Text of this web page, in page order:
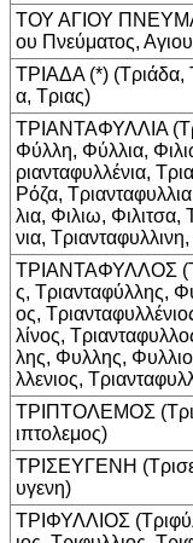
ΤΟΥ ΑΓΙΟΥ
ου Πνεύματος,
ΤΡΙΑΔΑ (*) (Τριάδα,
α, Τριας)
ΤΡΙΑΝΤΑΦΥΛΛΙΑ
Φύλλη, Φύλλια,
ριανταφυλλένια,
Ρόζα,
λια, Φιλιω, Φιλιτσα,
νια,
ΤΡΙΑΝΤΑΦΥΛΛΟΣ
ς, Τριανταφύλλης,
ος,
λίνος,
λης, Φυλλης,
λλενιος,
ΤΡΙΠΤΟΛΕΜΟΣ
ιπτολεμος)
ΤΡΙΣΕΥΓΕΝΗ
υγενη)
ΤΡΙΦΥΛΛΙΟΣ